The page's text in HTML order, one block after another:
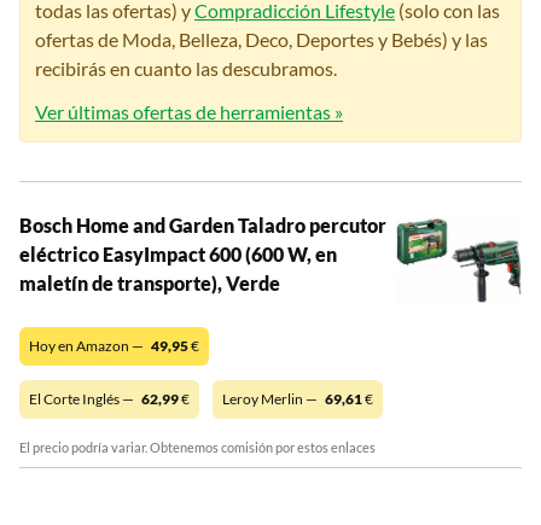
todas las ofertas) yCompradicción Lifestyle (solo con las
ofertas de Moda, Belleza, Deco, Deportes y Bebés) y las
recibirás en cuanto las descubramos.
Ver últimas ofertas de herramientas »
Bosch Home and Garden Taladro percutor
eléctrico EasyImpact 600 (600 W, en
maletín de transporte), Verde
Hoy en Amazon — 49,95€
El Corte Inglés — 62,99€ Leroy Merlin — 69,61€
El precio podría variar. Obtenemos comisión por estos enlaces